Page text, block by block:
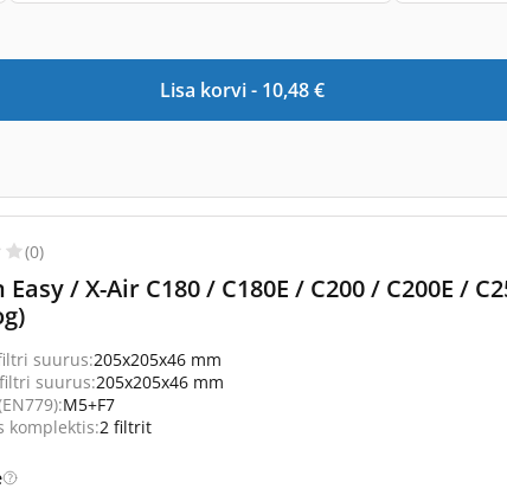
Lisa korvi - 10,48 €
(0)
Easy / X-Air C180 / C180E / C200 / C200E /
suurus:205x205x46 mm
suurus:205x205x46 mm
M5+F7
komplektis:2 filtrit